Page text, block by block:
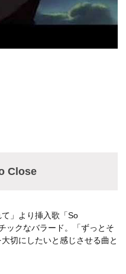
Close
」より挿入歌「So
ックなバラード。「ずっとそ
切にしたいと感じさせる曲と